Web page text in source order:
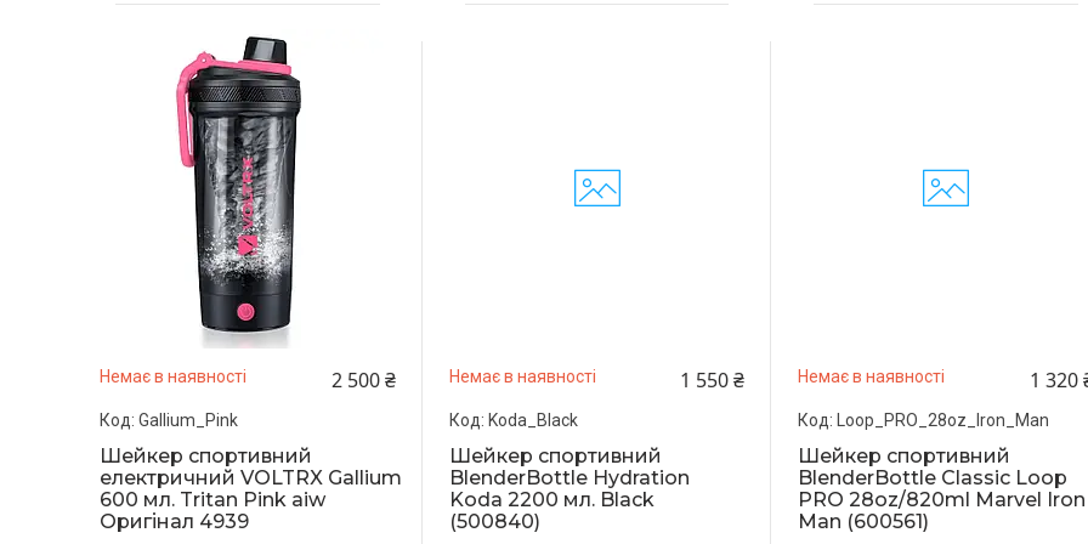
Немає в наявності 2 500 ₴
Gallium_Pink
Шейкер спортивний
електричний VOLTRX Gallium
600 мл. Tritan Pink aiw
Оригінал 4939
Немає в наявності 1 550 ₴
Koda_Black
Шейкер спортивний
BlenderBottle Hydration
Koda 2200 мл. Black
(500840)
Немає в наявності 1 320
Loop_PRO_28oz_Iron_Man
Шейкер спортивний
BlenderBottle Classic Loop
PRO 28oz/820ml Marvel Iron
Man (600561)